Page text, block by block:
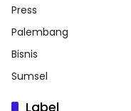
Press
Palembang
Bisnis
Sumsel
Label